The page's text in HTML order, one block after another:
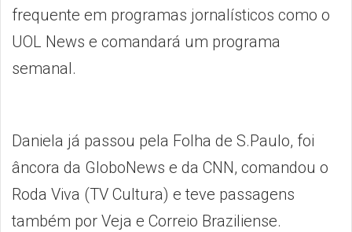
frequente em programas jornalísticos como o
UOL News e comandará um programa
semanal.
Daniela já passou pela Folha de S.Paulo, foi
âncora da GloboNews e da CNN, comandou o
Roda Viva (TV Cultura) e teve passagens
também por Veja e Correio Braziliense.